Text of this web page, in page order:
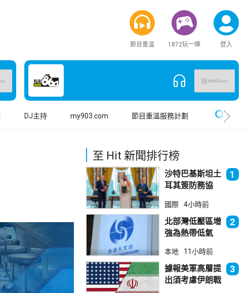
節目重溫 1872玩一陣 登入
DJ主持 my903.com 節目重溫服務計劃
至 Hit 新聞排行榜
沙特巴基斯坦土
耳其簽防務協
林團結
1
國際 4小時前
北部灣低壓區增
強為熱帶低氣
本港直接威脅不
大
2
本地 11小時前
據報美軍高層提
出須考慮伊朗戰
3